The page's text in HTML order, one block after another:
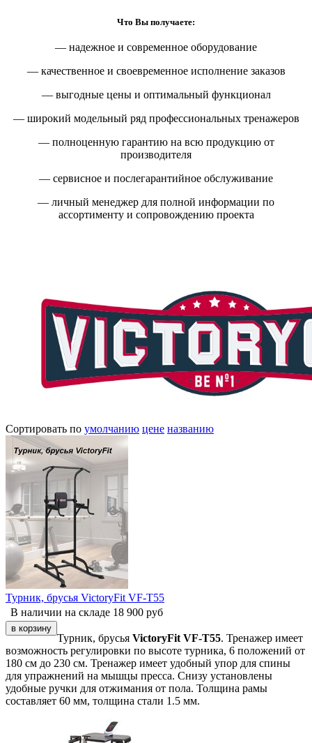
Что Вы получаете:
— надежное и современное оборудование
— качественное и своевременное исполнение заказов
— выгодные цены и оптимальный функционал
— широкий модельный ряд профессиональных тренажеров
— полноценную гарантию на всю продукцию от
производителя
— сервисное и послегарантийное обслуживание
— личный менеджер для полной информации по
ассортименту и сопровождению проекта
Сортировать по умолчанию цене названию
Турник, брусья VictoryFit VF-T55
В наличии на складе 18 900 руб
Турник, брусья VictoryFit VF-T55. Тренажер имеет
возможность регулировки по высоте турника, 6 положений от
180 см до 230 см. Тренажер имеет удобный упор для спины
для упражнений на мышцы пресса. Снизу установлены
удобные ручки для отжимания от пола. Толщина рамы
составляет 60 мм, толщина стали 1.5 мм.